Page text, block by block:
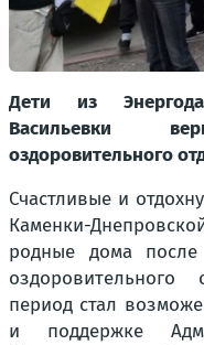
Дети из
Васильевки
оздоровительного
Счастливые и
Каменки-
родные дома после
оздоровительного
период стал
и поддержке